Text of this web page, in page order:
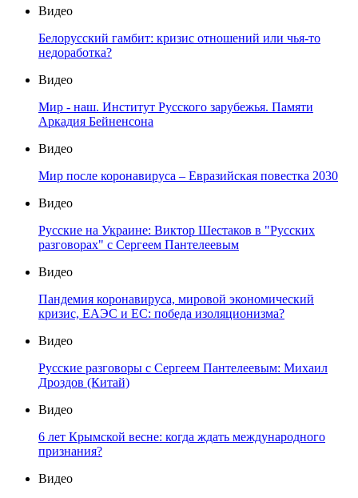
Видео
Белорусский гамбит: кризис отношений или чья-то
недоработка?
Видео
Мир - наш. Институт Русского зарубежья. Памяти
Аркадия Бейненсона
Видео
Мир после коронавируса – Евразийская повестка 2030
Видео
Русские на Украине: Виктор Шестаков в "Русских
разговорах" с Сергеем Пантелеевым
Видео
Пандемия коронавируса, мировой экономический
кризис, ЕАЭС и ЕС: победа изоляционизма?
Видео
Русские разговоры с Сергеем Пантелеевым: Михаил
Дроздов (Китай)
Видео
6 лет Крымской весне: когда ждать международного
признания?
Видео